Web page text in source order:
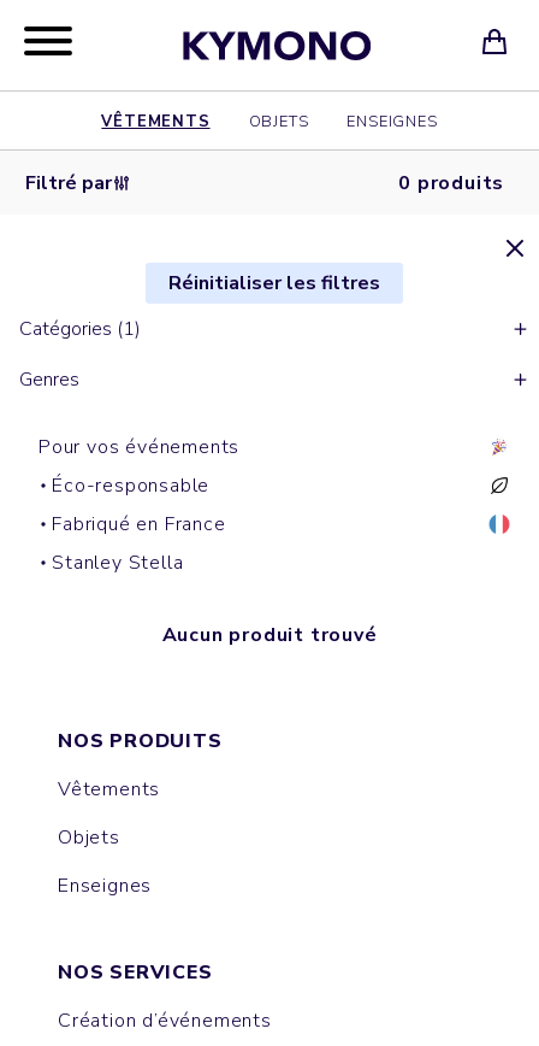
VÊTEMENTS OBJETS ENSEIGNES
Filtré par 0 produits
Réinitialiser les filtres
Catégories (1)
Genres
Pour vos événements
Éco-responsable
Fabriqué en France
Stanley Stella
Aucun produit trouvé
NOS PRODUITS
Vêtements
Objets
Enseignes
NOS SERVICES
Création d’événements